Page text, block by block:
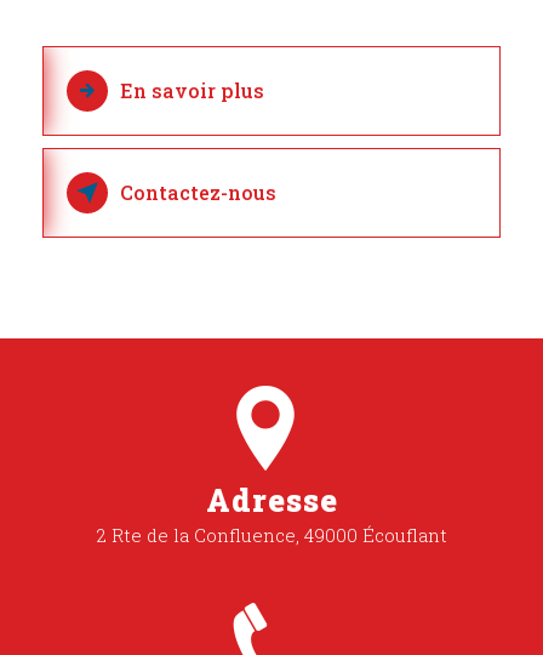
En savoir plus
Contactez-nous
Adresse
2 Rte de la Confluence, 49000 Écouflant